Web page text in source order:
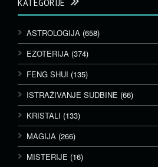
KATEGORIJE
ASTROLOGIJA (658)
EZOTERIJA (374)
FENG SHUI (135)
ISTRAŽIVANJE SUDBINE (66)
KRISTALI (133)
MAGIJA (266)
MISTERIJE (16)